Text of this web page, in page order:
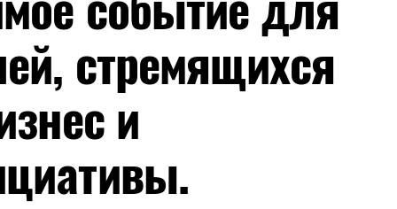
стремящихся
и